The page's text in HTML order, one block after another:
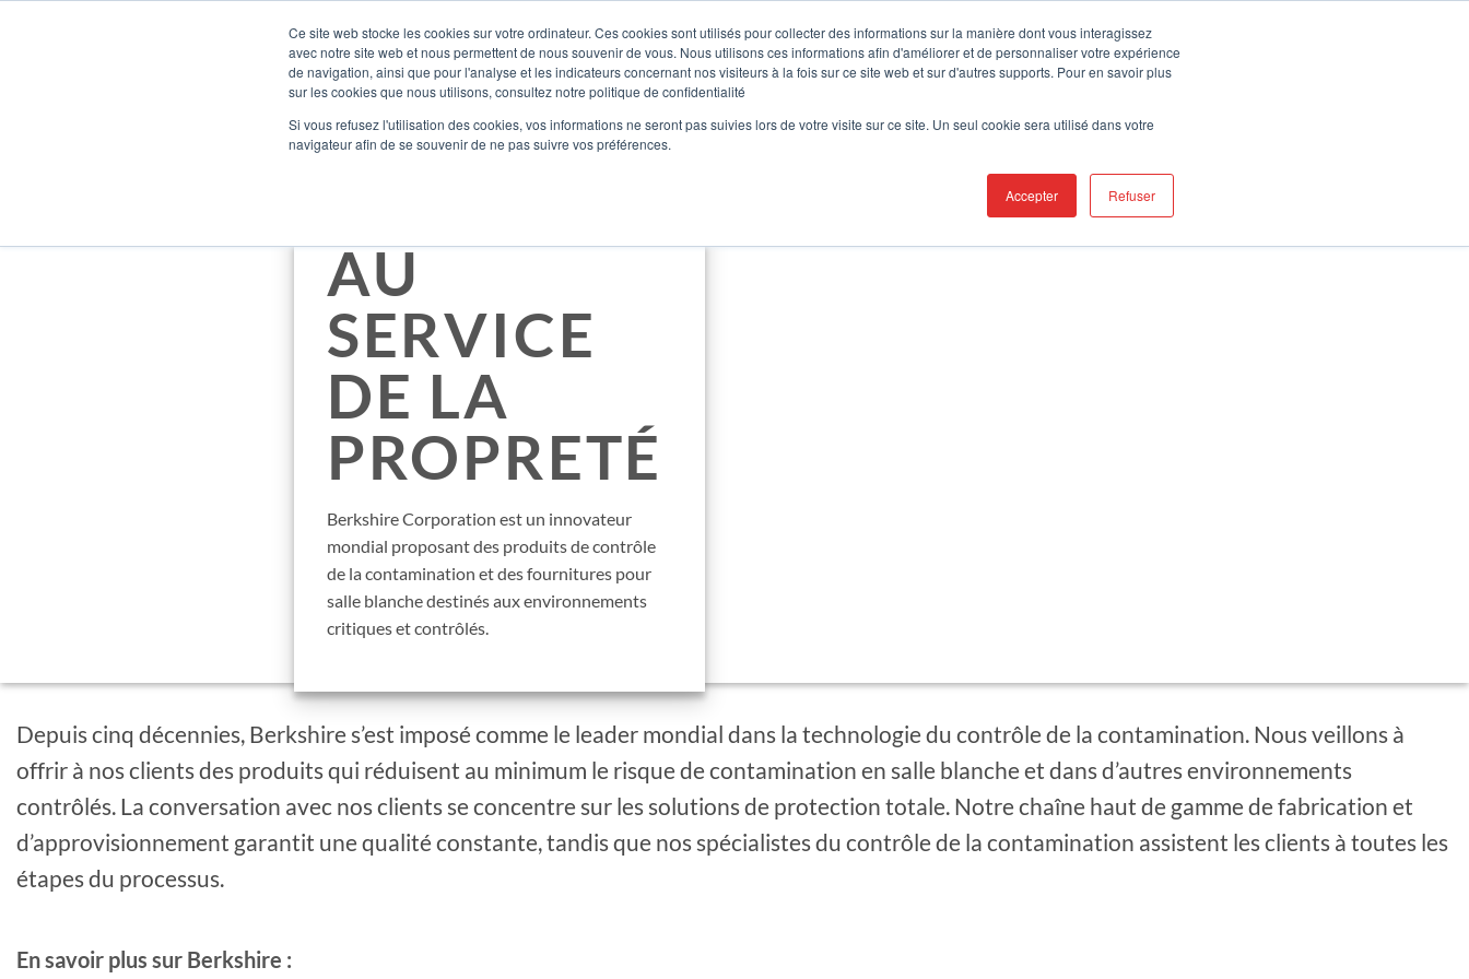
Ce site web stocke les cookies sur votre ordinateur. Ces cookies sont utilisés pour collecter des informations sur la manière dont vous interagissez
avec notre site web et nous permettent de nous souvenir de vous. Nous utilisons ces informations afin d'améliorer et de personnaliser votre expérience
de navigation, ainsi que pour l'analyse et les indicateurs concernant nos visiteurs à la fois sur ce site web et sur d'autres supports. Pour en savoir plus
sur les cookies que nous utilisons, consultez notre politique de confidentialité
Si vous refusez l'utilisation des cookies, vos informations ne seront pas suivies lors de votre visite sur ce site. Un seul cookie sera utilisé dans votre
navigateur afin de se souvenir de ne pas suivre vos préférences.
Accepter Refuser
AU
SERVICE
DE LA
PROPRETÉ
Berkshire Corporation est un innovateur
mondial proposant des produits de contrôle
de la contamination et des fournitures pour
salle blanche destinés aux environnements
critiques et contrôlés.
Depuis cinq décennies, Berkshire s’est imposé comme le leader mondial dans la technologie du contrôle de la contamination. Nous veillons à
offrir à nos clients des produits qui réduisent au minimum le risque de contamination en salle blanche et dans d’autres environnements
contrôlés. La conversation avec nos clients se concentre sur les solutions de protection totale. Notre chaîne haut de gamme de fabrication et
d’approvisionnement garantit une qualité constante, tandis que nos spécialistes du contrôle de la contamination assistent les clients à toutes les
étapes du processus.
En savoir plus sur Berkshire :